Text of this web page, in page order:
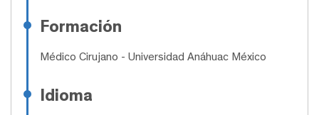
Formación
Médico Cirujano - Universidad Anáhuac México
Idioma